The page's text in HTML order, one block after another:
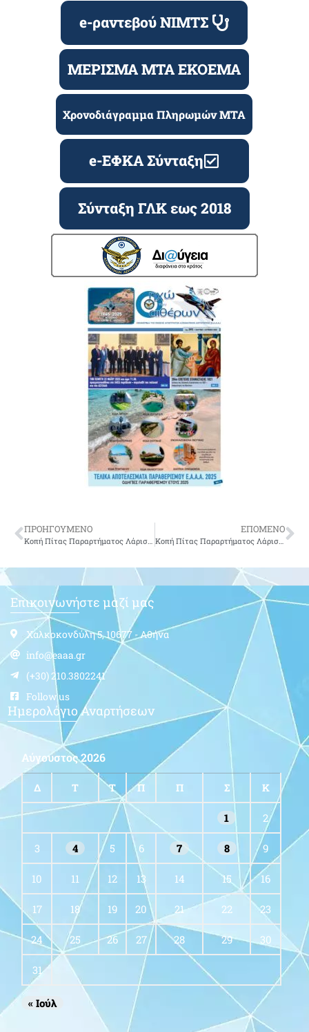
e-ραντεβού ΝΙΜΤΣ
ΜΕΡΙΣΜΑ ΜΤΑ ΕΚΟΕΜΑ
Χρονοδιάγραμμα Πληρωμών ΜΤΑ
e-ΕΦΚΑ Σύνταξη
Σύνταξη ΓΛΚ εως 2018
ΠΡΟΗΓΟΥΜΕΝΟ ΕΠΟΜΕΝΟ
Κοπή Πίτας Παραρτήματος Λάρισας ΕΑΑΑ στην Καρδίτσα
Επικοινωνήστε μαζί μας
Χαλκοκονδύλη 5, 10677 - Αθήνα
info@eaaa.gr
(+30) 210.3802241
Follow us
Ημερολόγιο Αναρτήσεων
Αύγουστος 2026
Δ Τ Τ Π Π Σ Κ
1 2
3 4 5 6 7 8 9
10 11 12 13 14 15 16
17 18 19 20 21 22 23
24 25 26 27 28 29 30
31
« Ιούλ